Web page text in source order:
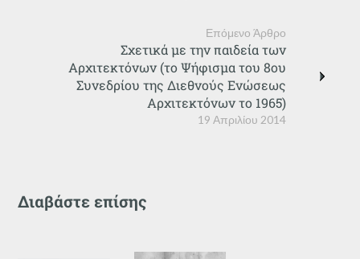
Επόμενο Άρθρο
19 Απριλίου 2014
Σχετικά με την παιδεία των
Αρχιτεκτόνων (το Ψήφισμα του 8ου
Συνεδρίου της Διεθνούς Ενώσεως
Αρχιτεκτόνων το 1965)
Διαβάστε επίσης